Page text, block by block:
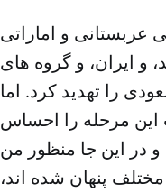
عربستانی و اماراتی
و ایران، و گروه های
را تهدید کرد. اما
این مرحله را احساس
در این جا منظور من
پنهان شده اند،